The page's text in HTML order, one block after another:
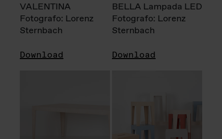
VALENTINA
Fotografo: Lorenz
Sternbach
Download
BELLA Lampada LED
Fotografo: Lorenz
Sternbach
Download